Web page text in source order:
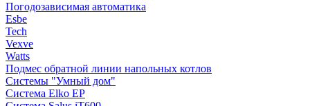
Погодозависимая автоматика
Esbe
Tech
Vexve
Watts
Подмес обратной линии напольных котлов
Системы "Умный дом"
Система Elko EP